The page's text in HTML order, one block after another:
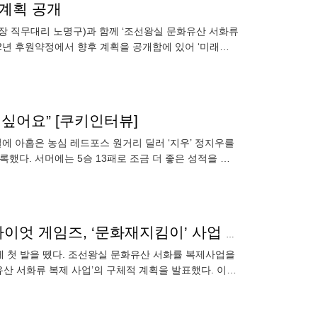
획 공개
직무대리 노명구)과 함께 ‘조선왕실 문화유산 서화류
후원약정에서 향후 계획을 공개함에 있어 ‘미래를
어요” [쿠키인터뷰]
아홉은 농심 레드포스 원거리 딜러 ‘지우’ 정지우를
했다. 서머에는 5승 13패로 조금 더 좋은 성적을 보
韓 미래 지원사업 첫발→서화류 복제사업 본격화…라이엇 게임즈, ‘문화재지킴이’ 사업 확대
발을 뗐다. 조선왕실 문화유산 서화률 복제사업을
서화류 복제 사업’의 구체적 계획을 발표했다. 이는